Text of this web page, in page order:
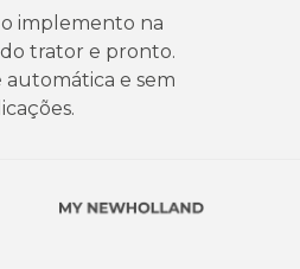
implemento na
trator e pronto.
e sem